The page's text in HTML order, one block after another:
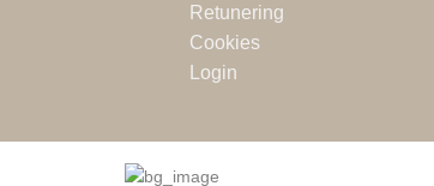
Retunering
Cookies
Login